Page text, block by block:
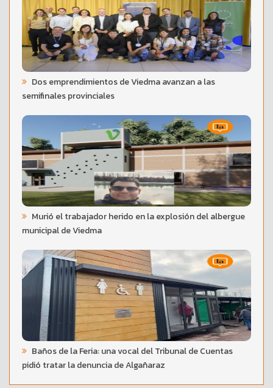
Dos emprendimientos de Viedma avanzan a las
semifinales provinciales
Murió el trabajador herido en la explosión del albergue
municipal de Viedma
Baños de la Feria: una vocal del Tribunal de Cuentas
pidió tratar la denuncia de Algañaraz